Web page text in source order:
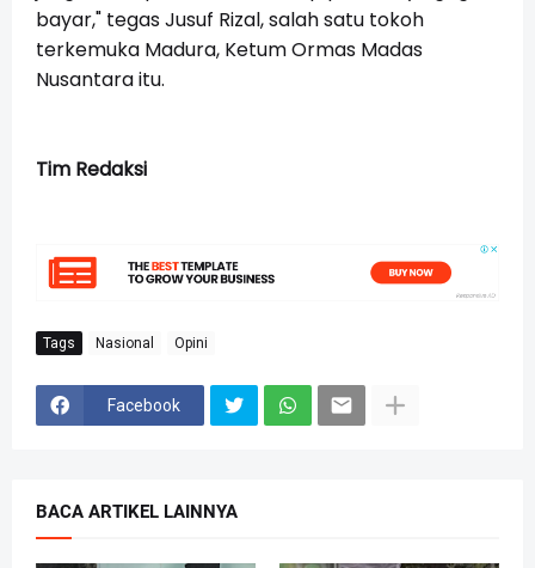
bayar," tegas Jusuf Rizal, salah satu tokoh
terkemuka Madura, Ketum Ormas Madas
Nusantara itu.
Tim Redaksi
Tags Nasional Opini
Facebook
BACA ARTIKEL LAINNYA